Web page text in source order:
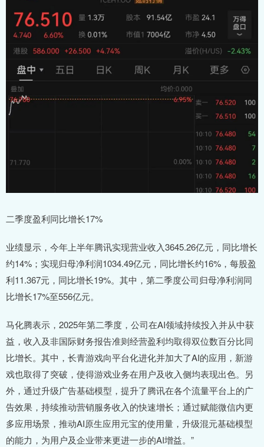
二季度盈利同比增长17%
业绩显示，今年上半年腾讯实现营业收入3645.26亿元，同比增长
约14%；实现归母净利润1034.49亿元，同比增长约16%，每股盈
利11.367元，同比增长19%。其中，第二季度公司归母净利润同
比增长17%至556亿元。
马化腾表示，2025年第二季度，公司在AI领域持续投入并从中获
益，收入及非国际财务报告准则经营盈利均取得双位数百分比同
比增长。其中，长青游戏向平台化进化并加大了AI的应用，新游
戏也取得了突破，使得游戏业务在用户及收入侧均表现出色。另
外，通过升级广告基础模型，提升了腾讯在各个流量平台上的广
告效果，持续推动营销服务收入的快速增长；通过赋能微信内更
多应用场景，推动AI原生应用元宝的使用量，升级混元基础模型
的能力，为用户及企业带来更进一步的AI增益。”